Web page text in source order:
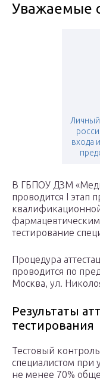
Уважаемые
входа
В ГБПОУ ДЗМ
проводится I этап
тестирование
Процедура
проводится по
Москва, ул.
Результаты
тестирования
Тестовый
специалистом при
не менее 70%